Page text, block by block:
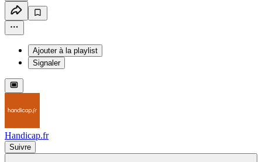
Ajouter à la playlist
Signaler
Handicap.fr
Suivre